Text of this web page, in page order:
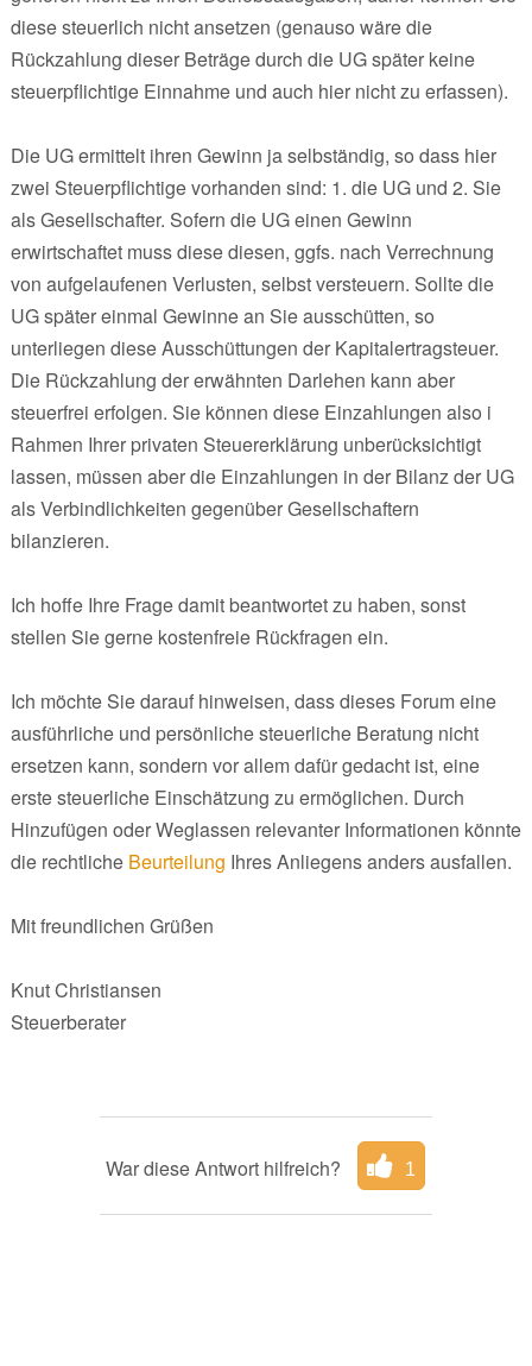
diese steuerlich nicht ansetzen (genauso wäre die
Rückzahlung dieser Beträge durch die UG später keine
steuerpflichtige Einnahme und auch hier nicht zu erfassen).
Die UG ermittelt ihren Gewinn ja selbständig, so dass hier
zwei Steuerpflichtige vorhanden sind: 1. die UG und 2. Sie
als Gesellschafter. Sofern die UG einen Gewinn
erwirtschaftet muss diese diesen, ggfs. nach Verrechnung
von aufgelaufenen Verlusten, selbst versteuern. Sollte die
UG später einmal Gewinne an Sie ausschütten, so
unterliegen diese Ausschüttungen der Kapitalertragsteuer.
Die Rückzahlung der erwähnten Darlehen kann aber
steuerfrei erfolgen. Sie können diese Einzahlungen also i
Rahmen Ihrer privaten Steuererklärung unberücksichtigt
lassen, müssen aber die Einzahlungen in der Bilanz der UG
als Verbindlichkeiten gegenüber Gesellschaftern
bilanzieren.
Ich hoffe Ihre Frage damit beantwortet zu haben, sonst
stellen Sie gerne kostenfreie Rückfragen ein.
Ich möchte Sie darauf hinweisen, dass dieses Forum eine
ausführliche und persönliche steuerliche Beratung nicht
ersetzen kann, sondern vor allem dafür gedacht ist, eine
erste steuerliche Einschätzung zu ermöglichen. Durch
Hinzufügen oder Weglassen relevanter Informationen könnte
die rechtliche Beurteilung Ihres Anliegens anders ausfallen.
Mit freundlichen Grüßen
Knut Christiansen
Steuerberater
War diese Antwort hilfreich? 1